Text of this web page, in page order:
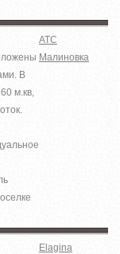
В
м.кв,
АТС
Малиновка
Elagina